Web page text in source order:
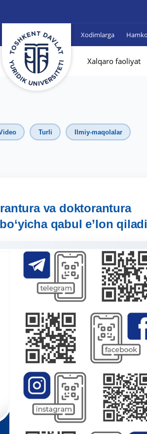
Xodimlarga
Xalqaro faoliyat
Turli Ilmiy-maqolalar
va doktorantura
qabul e’lon